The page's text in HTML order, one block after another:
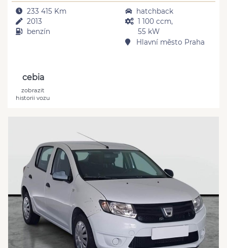
233 415 Km
2013
benzín
hatchback
1 100 ccm,
55 kW
Hlavní město Praha
cebia
zobrazit
historii vozu